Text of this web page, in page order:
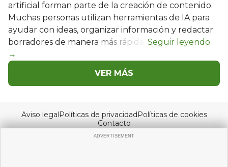
artificial forman parte de la creación de contenido.
Muchas personas utilizan herramientas de IA para
ayudar con ideas, organizar información y redactar
borradores de manera más rápida.
VER MÁS
Aviso legal Políticas de privacidad Políticas de cookies
Contacto